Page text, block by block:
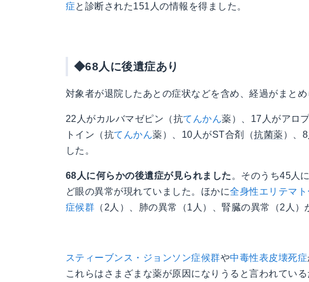
症と診断された151人の情報を得ました。
◆68人に後遺症あり
対象者が退院したあとの症状などを含め、経過がまとめ
22人がカルバマゼピン（抗てんかん薬）、17人がアロ
トイン（抗てんかん薬）、10人がST合剤（抗菌薬）、
した。
68人に何らかの後遺症が見られました 。そのうち45人に
ど眼の異常が現れていました。ほかに全身性エリテマト
症候群 （2人）、肺の異常（1人）、腎臓の異常（2人）
スティーブンス・ジョンソン症候群や中毒性表皮壊死症
これらはさまざまな薬が原因になりうると言われてい